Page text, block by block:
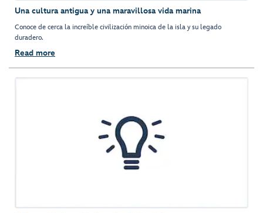
Una cultura antigua y una maravillosa vida marina
Conoce de cerca la increíble civilización minoica de la isla y su legado
duradero.
Read more